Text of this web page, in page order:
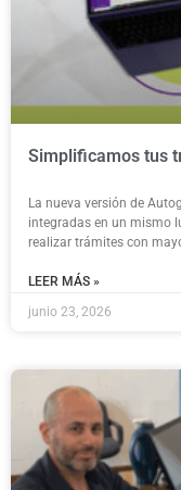
Simplificamos tus
La nueva versión de
integradas en un mismo
realizar trámites con
LEER MÁS »
junio 23, 2026